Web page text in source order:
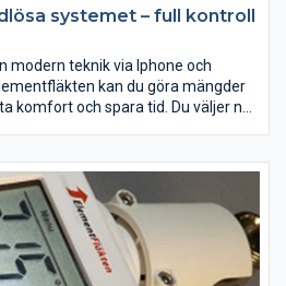
systemet – full kontroll
modern teknik via lphone och
kan du göra mängder
komfort och spara tid. Du väljer när,